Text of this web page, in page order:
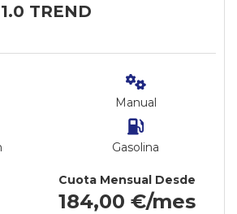
TREND
Manual
Gasolina
Cuota Mensual Desde
184,00 €/mes